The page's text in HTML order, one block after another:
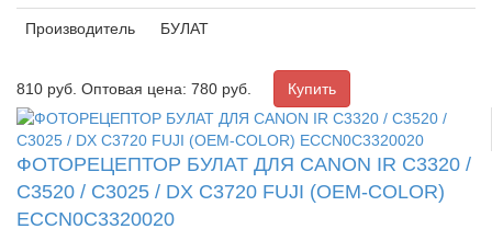
Производитель БУЛАТ
810 руб. Оптовая цена: 780 руб.
ФОТОРЕЦЕПТОР БУЛАТ ДЛЯ CANON IR C3320 /
C3520 / C3025 / DX C3720 FUJI (OEM-COLOR)
ECCN0C3320020